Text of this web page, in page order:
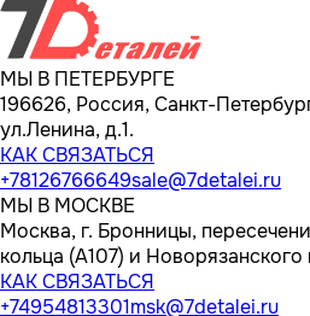
МЫ В ПЕТЕРБУРГЕ
196626, Россия, Санкт-
ул.Ленина, д.1.
КАК СВЯЗАТЬСЯ
+78126766649sale@7detalei.ru
МЫ В МОСКВЕ
Москва, г. Бронницы,
кольца (А107) и
КАК СВЯЗАТЬСЯ
+74954813301msk@7detalei.ru